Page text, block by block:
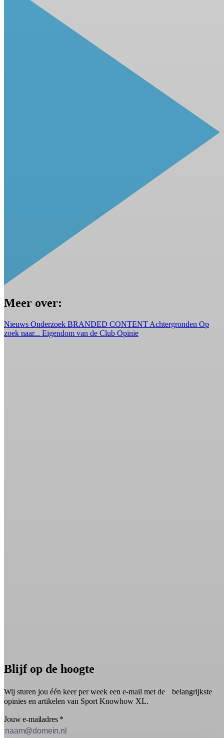
Meer over:
Nieuws Onderzoek BRANDED CONTENT Achtergronden Op
zoek naar... Eigendom van de Club Opinie
Blijf op de hoogte
Wij sturen jou één keer per week een e-mail met de belangrijkste
opinies en artikelen van Sport Knowhow XL.
Jouw e-mailadres *